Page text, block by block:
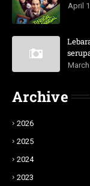
April
Archive
2026
2025
2024
2023